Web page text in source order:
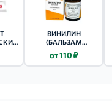
ВИНИЛИН
(БАЛЬЗАМ
(ФЛ.) 50Г
от 110 ₽